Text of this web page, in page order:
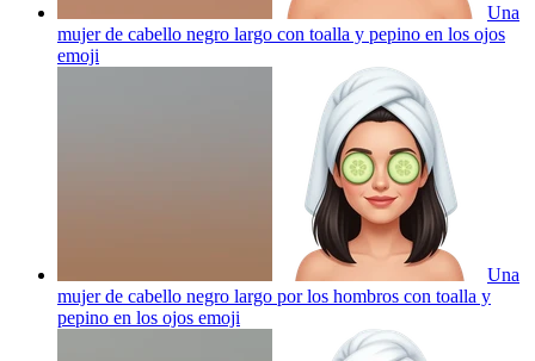
Una
mujer de cabello negro largo con toalla y pepino en los ojos
emoji
Una
mujer de cabello negro largo por los hombros con toalla y
pepino en los ojos emoji